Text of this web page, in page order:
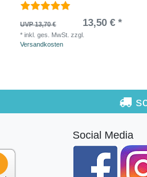
UVP 13,70 € 13,50 € *
*inkl. ges. MwSt. zzgl.
Versandkosten
Social Media